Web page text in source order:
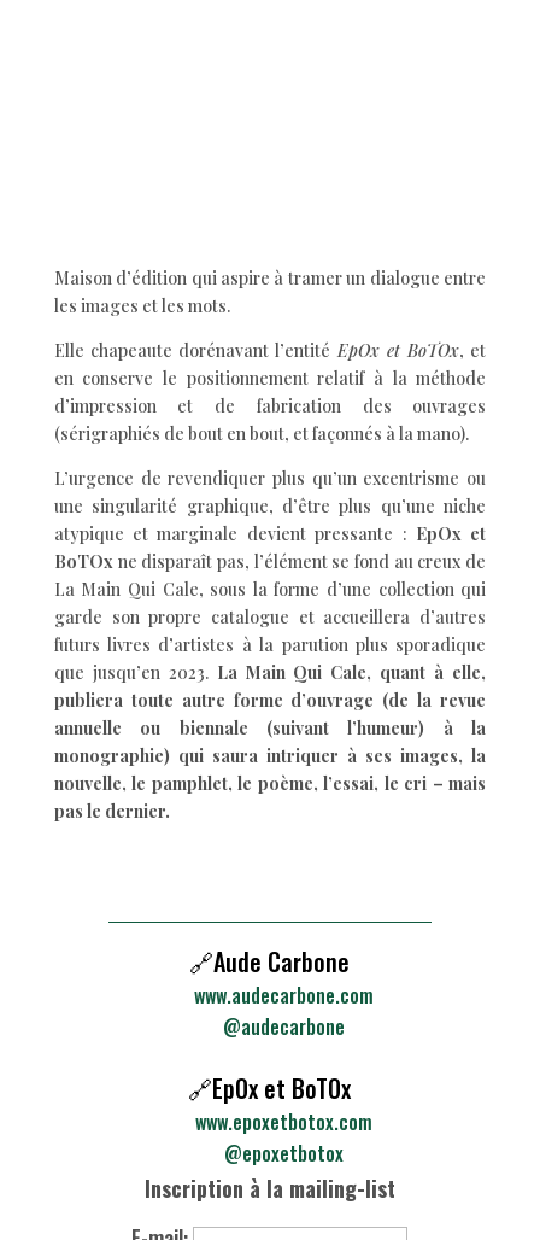
Maison d’édition qui aspire à tramer un dialogue entre
les images et les mots.
Elle chapeaute dorénavant l’entité EpOx et BoTOx, et
en conserve le positionnement relatif à la méthode
d’impression et de fabrication des ouvrages
(sérigraphiés de bout en bout, et façonnés à la mano).
L’urgence de revendiquer plus qu’un excentrisme ou
une singularité graphique, d’être plus qu’une niche
atypique et marginale devient pressante : EpOx et
BoTOx ne disparaît pas, l’élément se fond au creux de
La Main Qui Cale, sous la forme d’une collection qui
garde son propre catalogue et accueillera d’autres
futurs livres d’artistes à la parution plus sporadique
que jusqu’en 2023. La Main Qui Cale, quant à elle,
publiera toute autre forme d’ouvrage (de la revue
annuelle ou biennale (suivant l’humeur) à la
monographie) qui saura intriquer à ses images, la
nouvelle, le pamphlet, le poème, l’essai, le cri – mais
pas le dernier.
🔗Aude Carbone
www.audecarbone.com
@audecarbone
🔗EpOx et BoTOx
www.epoxetbotox.com
@epoxetbotox
Inscription à la mailing-list